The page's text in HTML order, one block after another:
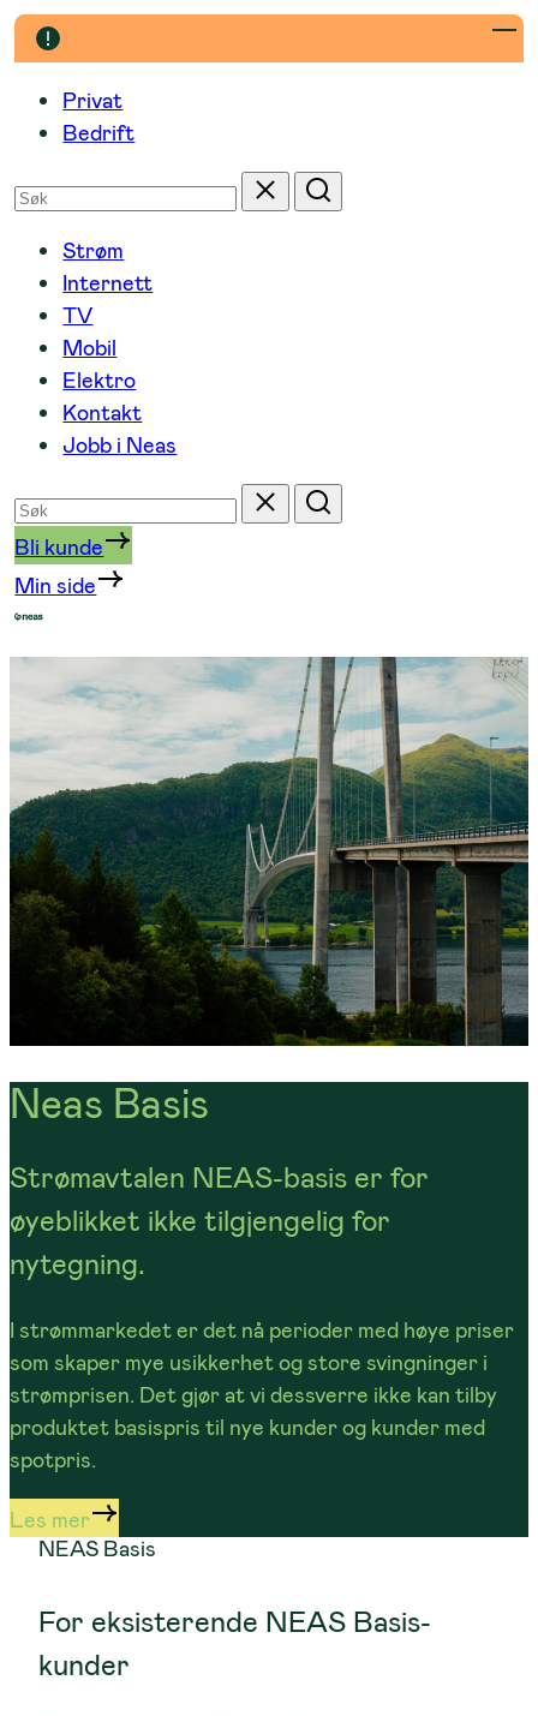
Hopp
til
innholdPrivat
Bedrift
Søk
etter
Tilbakestill
Søk
Strøm
Internett
TV
Mobil
Elektro
Kontakt
Jobb i Neas
Søk
etter
Tilbakestill
Søk
Bli kunde
Min side
Neas Basis
Strømavtalen NEAS-basis er for
øyeblikket ikke tilgjengelig for
nytegning.
I strømmarkedet er det nå perioder med høye priser
som skaper mye usikkerhet og store svingninger i
strømprisen. Det gjør at vi dessverre ikke kan tilby
produktet basispris til nye kunder og kunder med
spotpris.
Les mer
NEAS Basis
For eksisterende NEAS Basis-
kunder